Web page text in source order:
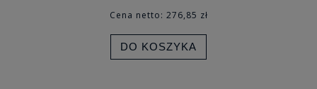
Cena netto: 276,85 zł
DO KOSZYKA